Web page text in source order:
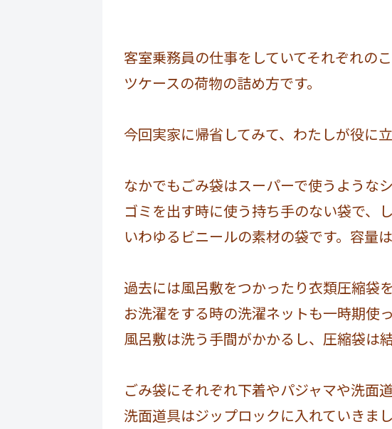
客室乗務員の仕事をしていてそれぞれの
ツケースの荷物の詰め方です。
今回実家に帰省してみて、わたしが役に
なかでもごみ袋はスーパーで使うような
ゴミを出す時に使う持ち手のない袋で、
いわゆるビニールの素材の袋です。容量
過去には風呂敷をつかったり衣類圧縮袋
お洗濯をする時の洗濯ネットも一時期使
風呂敷は洗う手間がかかるし、圧縮袋は
ごみ袋にそれぞれ下着やパジャマや洗面
洗面道具はジップロックに入れていきまし